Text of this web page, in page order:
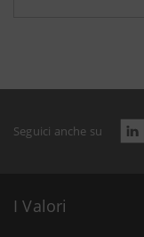
Seguici anche su
I Valori